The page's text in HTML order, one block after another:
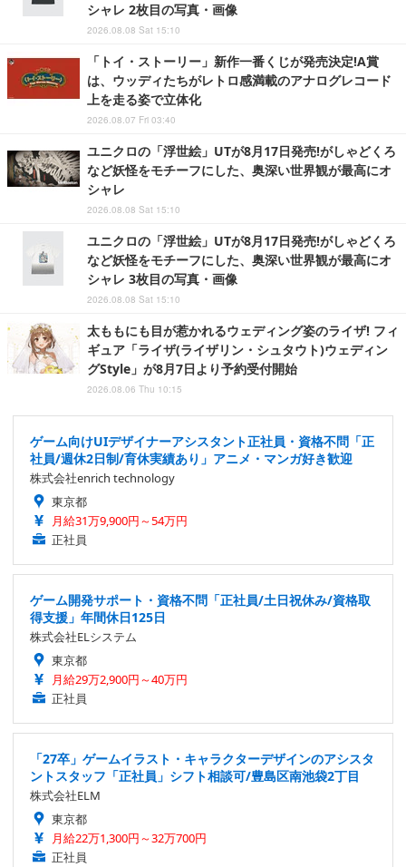
シャレ 2枚目の写真・画像
2026.08.08 Sat 15:10
「トイ・ストーリー」新作一番くじが発売決定!A賞
は、ウッディたちがレトロ感満載のアナログレコード
上を走る姿で立体化
2026.08.07 Fri 03:40
ユニクロの「浮世絵」UTが8月17日発売!がしゃどくろ
など妖怪をモチーフにした、奥深い世界観が最高にオ
シャレ
2026.08.08 Sat 15:10
ユニクロの「浮世絵」UTが8月17日発売!がしゃどくろ
など妖怪をモチーフにした、奥深い世界観が最高にオ
シャレ 3枚目の写真・画像
2026.08.08 Sat 15:10
太ももにも目が惹かれるウェディング姿のライザ! フィ
ギュア「ライザ(ライザリン・シュタウト)ウェディン
グStyle」が8月7日より予約受付開始
2026.08.06 Thu 10:15
ゲーム向けUIデザイナーアシスタント正社員・資格不問「正
社員/週休2日制/育休実績あり」アニメ・マンガ好き歓迎
株式会社enrich technology
東京都
月給31万9,900円～54万円
正社員
ゲーム開発サポート・資格不問「正社員/土日祝休み/資格取
得支援」年間休日125日
株式会社ELシステム
東京都
月給29万2,900円～40万円
正社員
「27卒」ゲームイラスト・キャラクターデザインのアシスタ
ントスタッフ「正社員」シフト相談可/豊島区南池袋2丁目
株式会社ELM
東京都
月給22万1,300円～32万700円
正社員